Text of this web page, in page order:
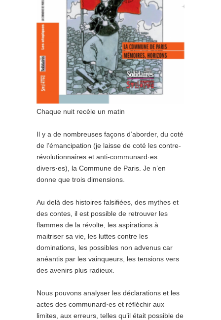
Chaque nuit recèle un matin
Il y a de nombreuses façons d’aborder, du coté
de l’émancipation (je laisse de coté les contre-
révolutionnaires et anti-communard·es
divers·es), la Commune de Paris. Je n’en
donne que trois dimensions.
Au delà des histoires falsifiées, des mythes et
des contes, il est possible de retrouver les
flammes de la révolte, les aspirations à
maitriser sa vie, les luttes contre les
dominations, les possibles non advenus car
anéantis par les vainqueurs, les tensions vers
des avenirs plus radieux.
Nous pouvons analyser les déclarations et les
actes des communard·es et réfléchir aux
limites, aux erreurs, telles qu’il était possible de